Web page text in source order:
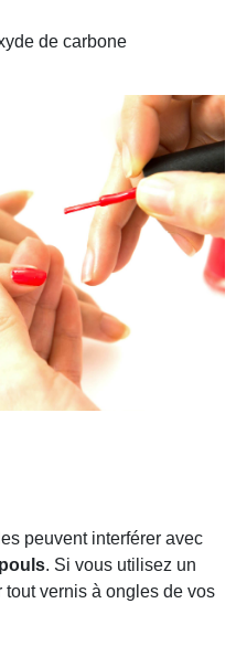
de carbone
peuvent interférer avec
. Si vous utilisez un
tout vernis à ongles de vos